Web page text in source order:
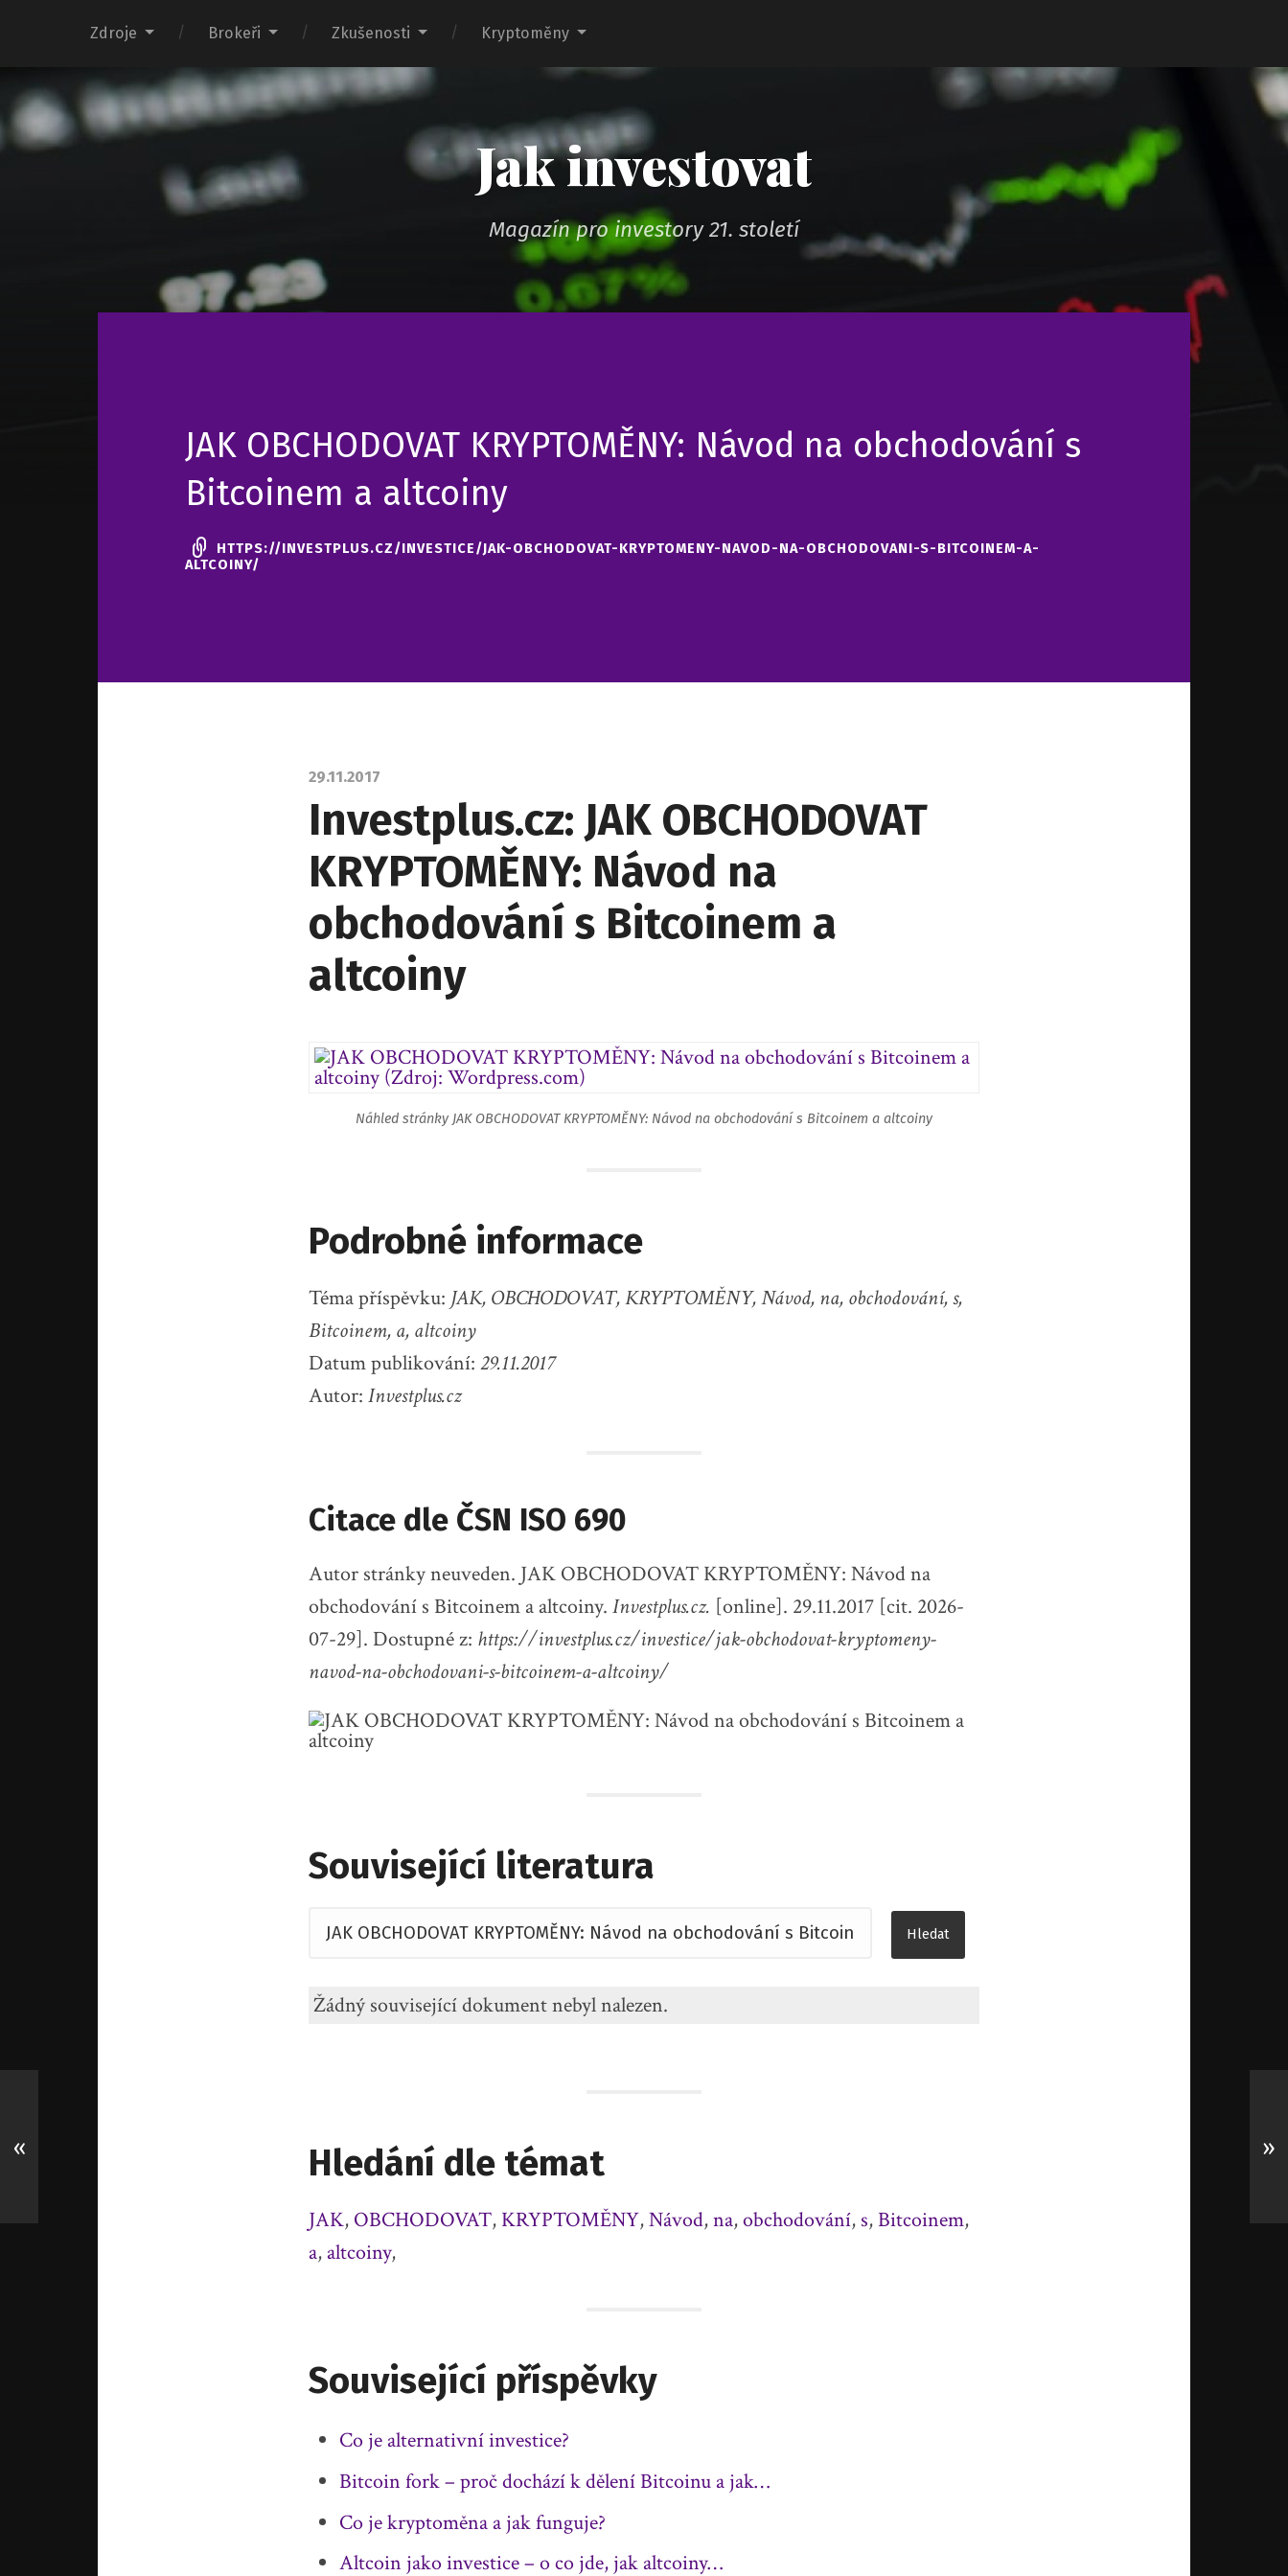
Zdroje Brokeři Zkušenosti Kryptoměny
Jak investovat
Magazín pro investory 21. století
JAK OBCHODOVAT KRYPTOMĚNY: Návod na obchodování s
Bitcoinem a altcoiny
HTTPS://INVESTPLUS.CZ/INVESTICE/JAK-OBCHODOVAT-KRYPTOMENY-NAVOD-NA-OBCHODOVANI-S-BITCOINEM-A-
ALTCOINY/
29.11.2017
Investplus.cz: JAK OBCHODOVAT
KRYPTOMĚNY: Návod na
obchodování s Bitcoinem a
altcoiny
Náhled stránky JAK OBCHODOVAT KRYPTOMĚNY: Návod na obchodování s Bitcoinem a altcoiny
Podrobné informace
Téma příspěvku: JAK, OBCHODOVAT, KRYPTOMĚNY, Návod, na, obchodování, s,
Bitcoinem, a, altcoiny
Datum publikování: 29.11.2017
Autor: Investplus.cz
Citace dle ČSN ISO 690
Autor stránky neuveden. JAK OBCHODOVAT KRYPTOMĚNY: Návod na
obchodování s Bitcoinem a altcoiny. Investplus.cz. [online]. 29.11.2017 [cit. 2026-
07-29]. Dostupné z: https://investplus.cz/investice/jak-obchodovat-kryptomeny-
navod-na-obchodovani-s-bitcoinem-a-altcoiny/
Související literatura
Žádný související dokument nebyl nalezen.
Hledání dle témat
JAK, OBCHODOVAT, KRYPTOMĚNY,Návod,na,obchodování, s,Bitcoinem,
a, altcoiny,
Související příspěvky
Co je alternativní investice?
Bitcoin fork – proč dochází k dělení Bitcoinu a jak…
Co je kryptoměna a jak funguje?
Altcoin jako investice – o co jde, jak altcoiny…
« »